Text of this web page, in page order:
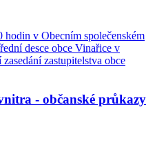
hodin v Obecním společenském
desce obce Vinařice v
zastupitelstva obce
- občanské průkazy